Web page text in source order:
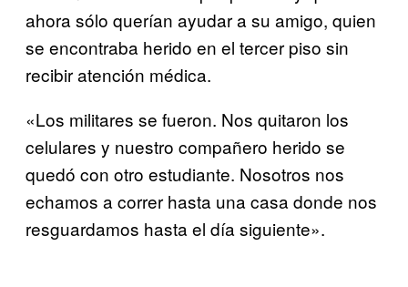
ahora sólo querían ayudar a su amigo, quien
se encontraba herido en el tercer piso sin
recibir atención médica.
«Los militares se fueron. Nos quitaron los
celulares y nuestro compañero herido se
quedó con otro estudiante. Nosotros nos
echamos a correr hasta una casa donde nos
resguardamos hasta el día siguiente».